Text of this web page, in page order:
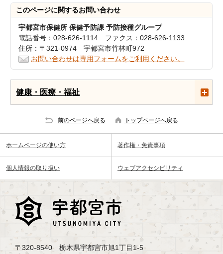
このページに関するお問い合わせ
宇都宮市保健所 保健予防課 予防接種グループ
電話番号：028-626-1114 ファクス：028-626-1133
住所：〒321-0974 宇都宮市竹林町972
お問い合わせは専用フォームをご利用ください。
健康・医療・福祉
前のページへ戻る トップページへ戻る
ホームページの使い方 著作権・免責事項
個人情報の取り扱い ウェブアクセシビリティ
〒320-8540 栃木県宇都宮市旭1丁目1-5